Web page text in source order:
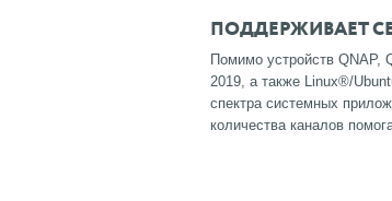
ПОДДЕРЖИВАЕТ
Помимо устройств QNAP,
2019, а также Linux®/
спектра системных
количества каналов